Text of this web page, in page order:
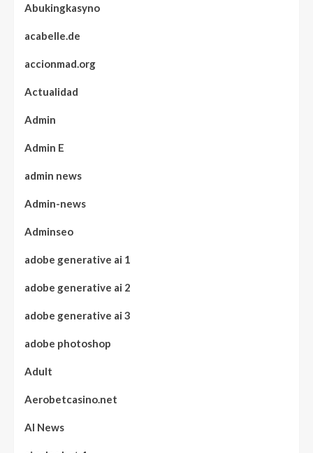
Abukingkasyno
acabelle.de
accionmad.org
Actualidad
Admin
Admin E
admin news
Admin-news
Adminseo
adobe generative ai 1
adobe generative ai 2
adobe generative ai 3
adobe photoshop
Adult
Aerobetcasino.net
AI News